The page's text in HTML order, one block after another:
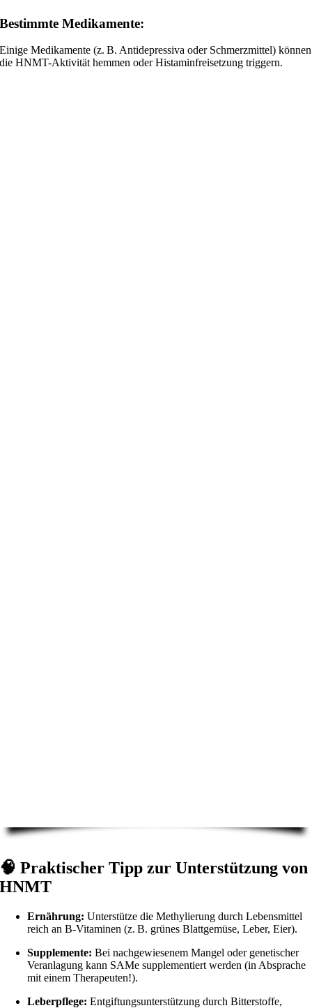
Bestimmte Medikamente:
Einige Medikamente (z. B. Antidepressiva oder Schmerzmittel) können
die HNMT-Aktivität hemmen oder Histaminfreisetzung triggern.
🧠Praktischer Tipp zur Unterstützung von
HNMT
Ernährung: Unterstütze die Methylierung durch Lebensmittel
reich an B-Vitaminen (z. B. grünes Blattgemüse, Leber, Eier).
Supplemente: Bei nachgewiesenem Mangel oder genetischer
Veranlagung kann SAMe supplementiert werden (in Absprache
mit einem Therapeuten!).
Leberpflege: Entgiftungsunterstützung durch Bitterstoffe,